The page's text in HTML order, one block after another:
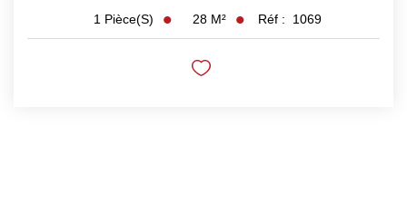
1 Pièce(s) 28 M² Réf : 1069